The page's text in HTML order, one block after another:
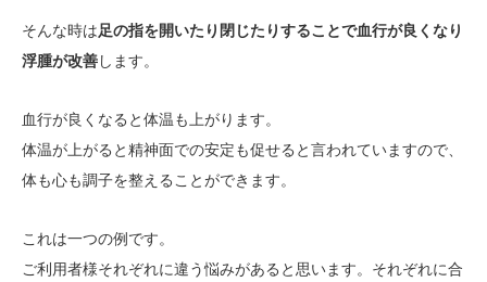
そんな時は足の指を開いたり閉じたりすることで血行が良くなり
浮腫が改善します。
血行が良くなると体温も上がります。
体温が上がると精神面での安定も促せると言われていますので、
体も心も調子を整えることができます。
これは一つの例です。
ご利用者様それぞれに違う悩みがあると思います。それぞれに合